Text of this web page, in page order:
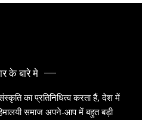
के बारे मे
का प्रतिनिधित्व करता हैं, देश में
समाज अपने-आप में बहुत बड़ी